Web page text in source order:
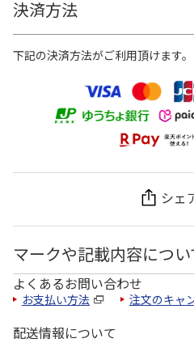
決済方法
下記の決済方法がご利用頂けます。
シェ
マークや記載内容につい
よくあるお問い合わせ
お支払い方法 注文のキャ
配送情報について